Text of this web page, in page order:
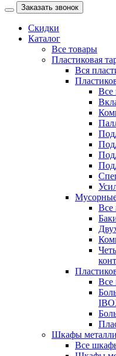
Заказать звонок
Скидки
Каталог
Все товары
Пластиковая
Вся
Все
Все
Все
Шкафы
Все